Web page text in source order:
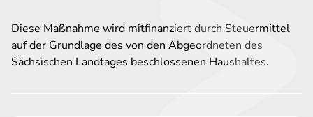
Diese Maßnahme wird mitfinanziert durch Steuermittel
auf der Grundlage des von den Abgeordneten des
Sächsischen Landtages beschlossenen Haushaltes.